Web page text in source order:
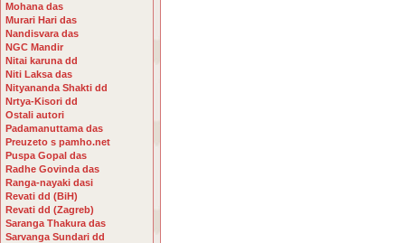
Mohana das
Murari Hari das
Nandisvara das
NGC Mandir
Nitai karuna dd
Niti Laksa das
Nityananda Shakti dd
Nrtya-Kisori dd
Ostali autori
Padamanuttama das
Preuzeto s pamho.net
Puspa Gopal das
Radhe Govinda das
Ranga-nayaki dasi
Revati dd (BiH)
Revati dd (Zagreb)
Saranga Thakura das
Sarvanga Sundari dd